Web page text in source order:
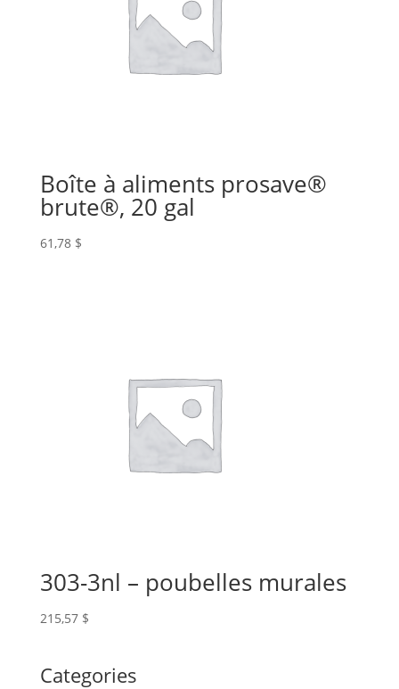
Boîte à aliments prosave®
brute®, 20 gal
61,78 $
303-3nl – poubelles murales
215,57 $
Categories